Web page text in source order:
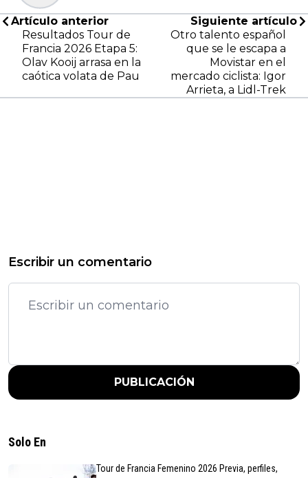
Artículo anterior
Resultados Tour de
Francia 2026 Etapa 5:
Olav Kooij arrasa en la
caótica volata de Pau
Siguiente artículo
Otro talento español
que se le escapa a
Movistar en el
mercado ciclista: Igor
Arrieta, a Lidl-Trek
Escribir un comentario
PUBLICACIÓN
Solo En
Tour de Francia Femenino 2026 Previa, perfiles,